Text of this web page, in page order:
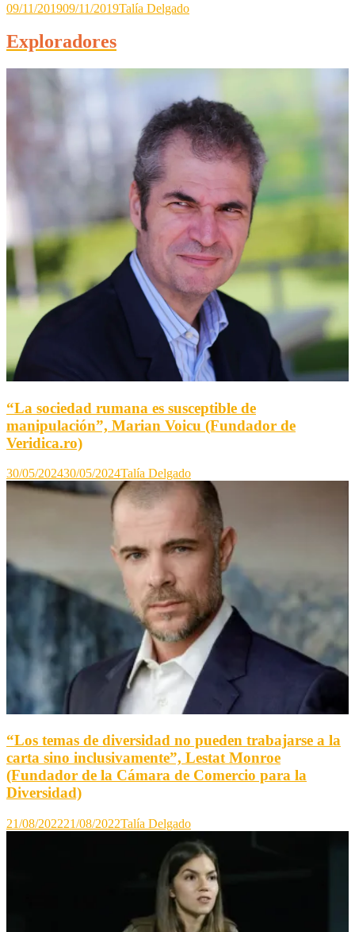
09/11/201909/11/2019Talía Delgado
Exploradores
“La sociedad rumana es susceptible de
manipulación”, Marian Voicu (Fundador de
Veridica.ro)
30/05/202430/05/2024Talía Delgado
“Los temas de diversidad no pueden trabajarse a la
carta sino inclusivamente”, Lestat Monroe
(Fundador de la Cámara de Comercio para la
Diversidad)
21/08/202221/08/2022Talía Delgado